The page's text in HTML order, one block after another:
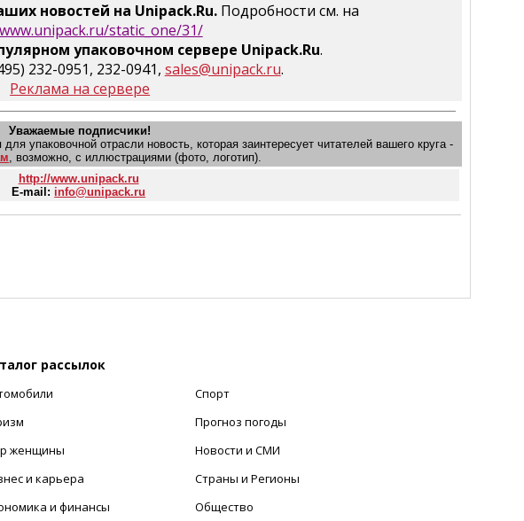
новостей на Unipack.Ru. Подробности см. на
static_one/31/
упаковочном сервере Unipack.Ru.
232-0951, 232-0941, sales@unipack.ru.
Реклама на сервере
Уважаемые подписчики!
упаковочной отрасли новость, которая заинтересует читателей вашего круга -
, возможно, с иллюстрациями (фото, логотип).
http://www.unipack.ru
E-mail: info@unipack.ru
рассылок
женщины
и карьера
и финансы
Спорт
Прогноз погоды
Новости и СМИ
Страны и Регионы
Общество